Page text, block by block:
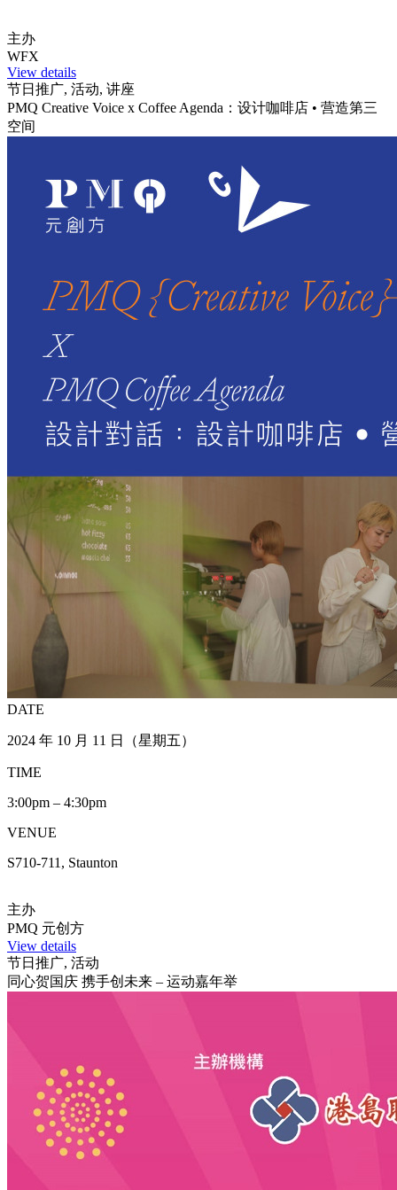
主办
WFX
View details
节日推广, 活动, 讲座
PMQ Creative Voice x Coffee Agenda：设计咖啡店 • 营造第三
空间
DATE
2024 年 10 月 11 日（星期五）
TIME
3:00pm – 4:30pm
VENUE
S710-711, Staunton
主办
PMQ 元创方
View details
节日推广, 活动
同心贺国庆 携手创未来 – 运动嘉年举